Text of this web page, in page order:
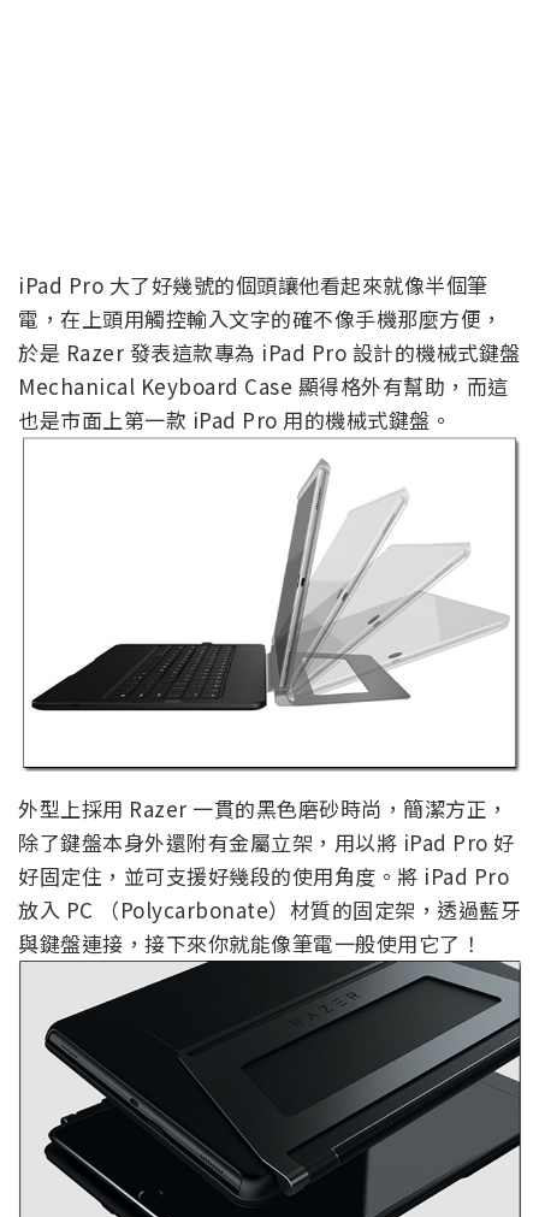
iPad Pro 大了好幾號的個頭讓他看起來就像半個筆
電，在上頭用觸控輸入文字的確不像手機那麼方便，
於是 Razer 發表這款專為 iPad Pro 設計的機械式鍵盤
Mechanical Keyboard Case 顯得格外有幫助，而這
也是市面上第一款 iPad Pro 用的機械式鍵盤。
外型上採用 Razer 一貫的黑色磨砂時尚，簡潔方正，
除了鍵盤本身外還附有金屬立架，用以將 iPad Pro 好
好固定住，並可支援好幾段的使用角度。將 iPad Pro
放入 PC （Polycarbonate）材質的固定架，透過藍牙
與鍵盤連接，接下來你就能像筆電一般使用它了！